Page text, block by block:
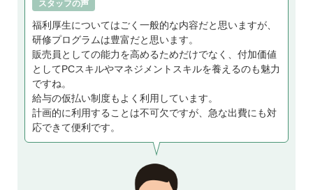
スタッフの声
福利厚生についてはごく一般的な内容だと思いますが、
研修プログラムは豊富だと思います。
販売員としての能力を高めるためだけでなく、付加価値
としてPCスキルやマネジメントスキルを養えるのも魅力
ですね。
給与の仮払い制度もよく利用しています。
計画的に利用することは不可欠ですが、急な出費にも対
応できて便利です。